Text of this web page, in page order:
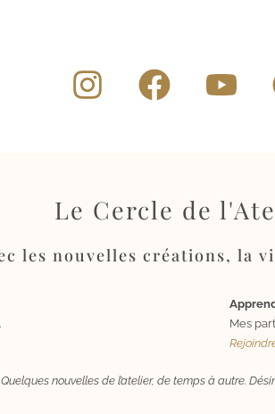
Le Cercle de
les nouvelles créations, la
Mes
Quelques nouvelles de l’atelier, de temps à autre.